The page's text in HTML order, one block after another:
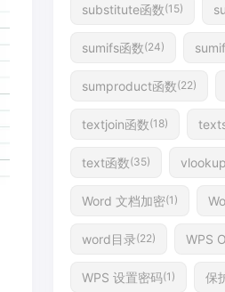
substitute函数(15)
sumifs函数(24)
sumproduct函数(22)
textjoin函数(18)
text函数(35)
Word 文档加密(1)
word目录(22) WPS
WPS 设置密码(1) 保